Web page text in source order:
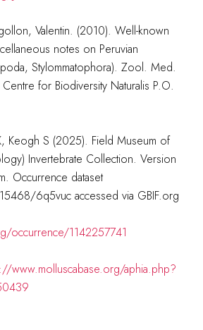
Valentin. (2010). Well-known
notes on Peruvian
Stylommatophora). Zool. Med.
for Biodiversity Naturalis P.O.
Keogh S (2025). Field Museum of
Invertebrate Collection. Version
Occurrence dataset
6q5vuc accessed via GBIF.org
occurrence/1142257741
www.molluscabase.org/aphia.php?